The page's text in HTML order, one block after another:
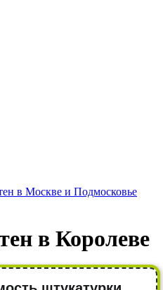
в Москве и Подмосковье
в Королеве